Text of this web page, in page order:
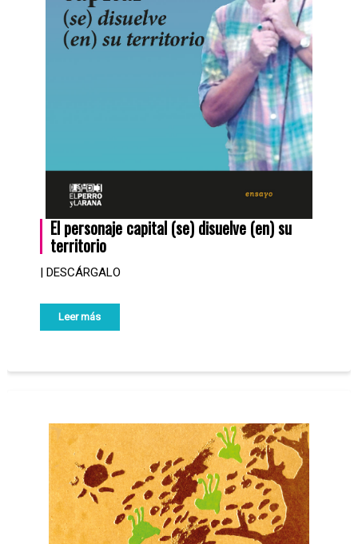
El personaje capital (se) disuelve (en) su
territorio
| DESCÁRGALO
Leer más